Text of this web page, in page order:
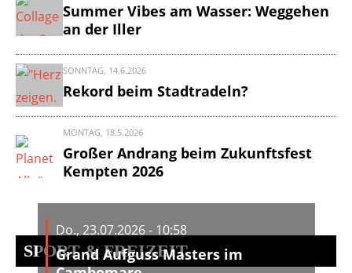
Summer Vibes am Wasser: Weggehen
an der Iller
SONNTAG, 14.6.2026
Rekord beim Stadtradeln?
MONTAG, 18.5.2026
Großer Andrang beim Zukunftsfest
Kempten 2026
SPORT & FREIZEIT
Do., 23.07.2026 - 10:58
Grand Aufguss Masters im